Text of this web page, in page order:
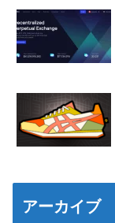
アーカイブ